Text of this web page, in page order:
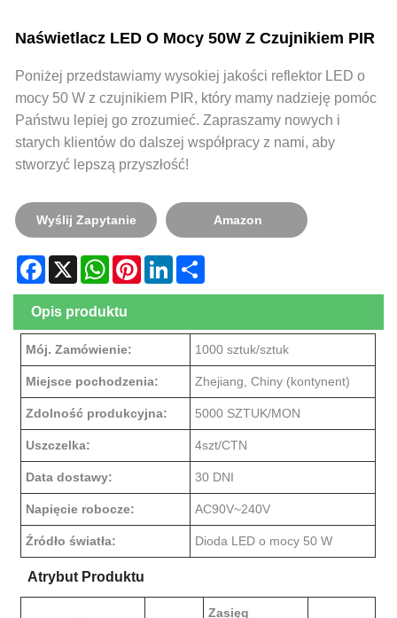
Naświetlacz LED O Mocy 50W Z Czujnikiem PIR
Poniżej przedstawiamy wysokiej jakości reflektor LED o
mocy 50 W z czujnikiem PIR, który mamy nadzieję pomóc
Państwu lepiej go zrozumieć. Zapraszamy nowych i
starych klientów do dalszej współpracy z nami, aby
stworzyć lepszą przyszłość!
Wyślij Zapytanie Amazon
Facebook
X WhatsApp
PinterestLinkedIn
Opis produktu
Mój. Zamówienie: 1000 sztuk/sztuk
Miejsce pochodzenia: Zhejiang, Chiny (kontynent)
Zdolność produkcyjna: 5000 SZTUK/MON
Uszczelka: 4szt/CTN
Data dostawy: 30 DNI
Napięcie robocze: AC90V~240V
Źródło światła: Dioda LED o mocy 50 W
Atrybut Produktu
Zasięg